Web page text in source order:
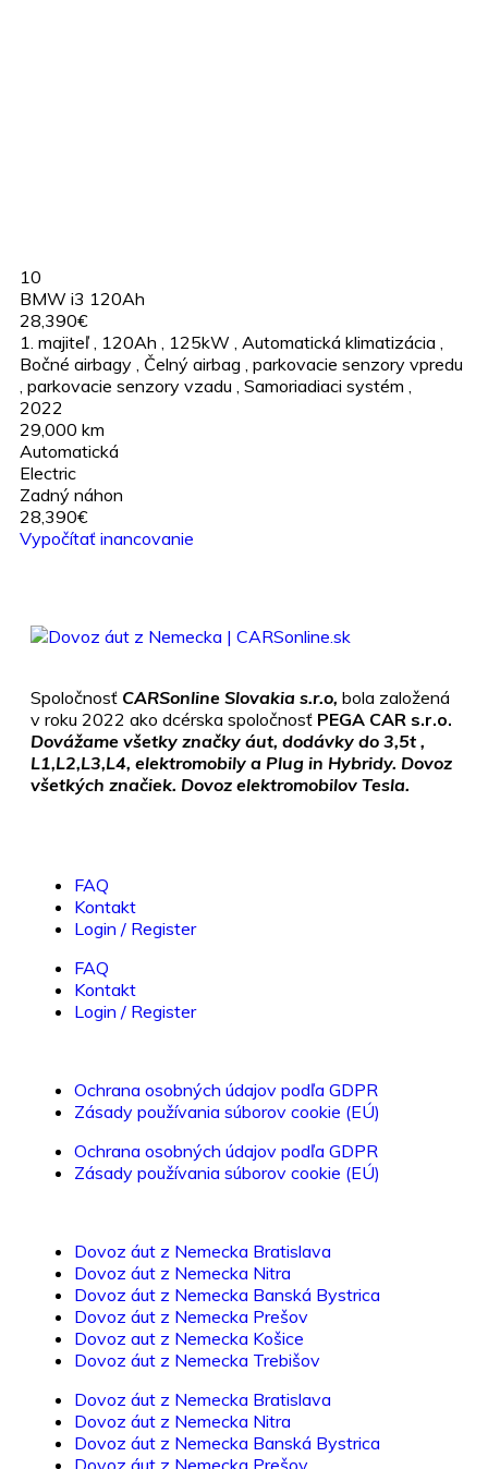
10
BMW i3 120Ah
28,390€
1. majiteľ
120Ah 125kW Automatická klimatizácia
Bočné airbagy Čelný airbag parkovacie senzory vpredu
parkovacie senzory vzadu Samoriadiaci systém
2022
29,000 km
Automatická
Electric
Zadný náhon
28,390€
Vypočítať inancovanie
Spoločnosť CARSonline Slovakia s.r.o, bola založená
v roku 2022 ako dcérska spoločnosť PEGA CAR s.r.o.
Dovážame všetky značky áut, dodávky do 3,5t ,
L1,L2,L3,L4, elektromobily a Plug in Hybridy. Dovoz
všetkých značiek. Dovoz elektromobilov Tesla.
FAQ
Kontakt
Login / Register
FAQ
Kontakt
Login / Register
Ochrana osobných údajov podľa GDPR
Zásady používania súborov cookie (EÚ)
Ochrana osobných údajov podľa GDPR
Zásady používania súborov cookie (EÚ)
Dovoz áut z Nemecka Bratislava
Dovoz áut z Nemecka Nitra
Dovoz áut z Nemecka Banská Bystrica
Dovoz áut z Nemecka Prešov
Dovoz aut z Nemecka Košice
Dovoz áut z Nemecka Trebišov
Dovoz áut z Nemecka Bratislava
Dovoz áut z Nemecka Nitra
Dovoz áut z Nemecka Banská Bystrica
Dovoz áut z Nemecka Prešov